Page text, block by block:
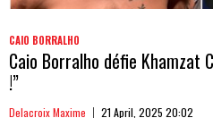
CAIO BORRALHO
Caio Borralho défie Khamzat
!”
Delacroix Maxime 21 April, 2025 20:02